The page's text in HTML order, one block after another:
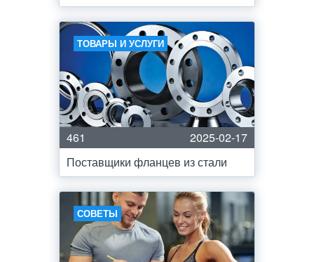
ТОВАРЫ И УСЛУГИ
461
2025-02-17
Поставщики фланцев из стали
СОВЕТЫ